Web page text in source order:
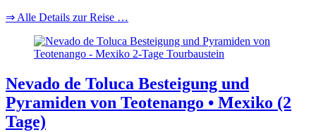
⇒ Alle Details zur Reise …
Nevado de Toluca Besteigung und
Pyramiden von Teotenango • Mexiko (2
Tage)